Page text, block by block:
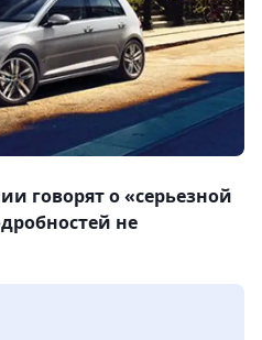
говорят о «серьезной
не